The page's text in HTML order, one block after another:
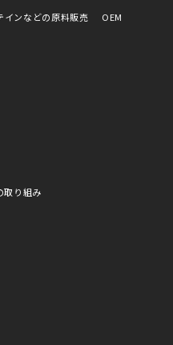
インなどの原料販売
OEM
取り組み